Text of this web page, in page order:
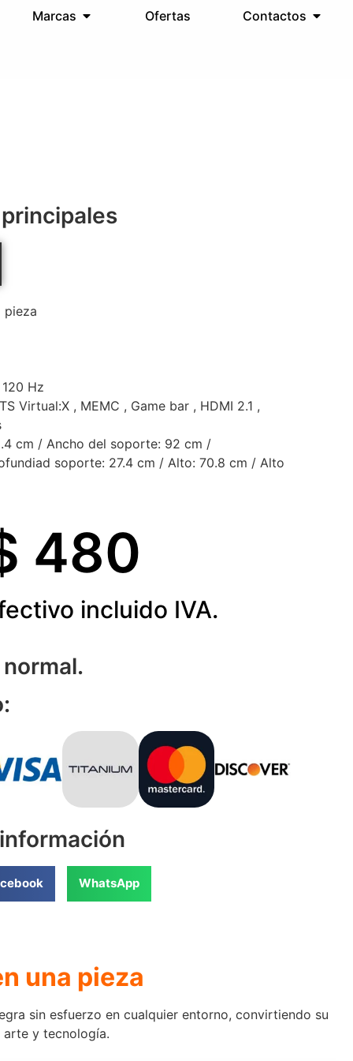
Marcas Ofertas Contactos
pieza
Hz
Virtual:X , MEMC , Game bar , HDMI 2.1 ,
cm / Ancho del soporte: 92 cm /
soporte: 27.4 cm / Alto: 70.8 cm / Alto
incluido IVA.
480
WhatsApp
una pieza
sin esfuerzo en cualquier entorno, convirtiendo su
arte y tecnología.